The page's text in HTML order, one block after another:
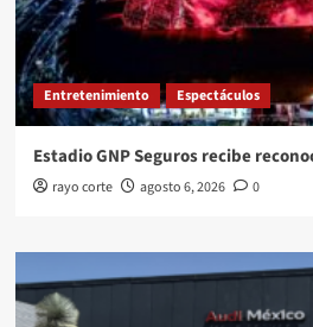
Entretenimiento Espectáculos
Estadio GNP Seguros recibe
rayo corte agosto 6, 2026 0